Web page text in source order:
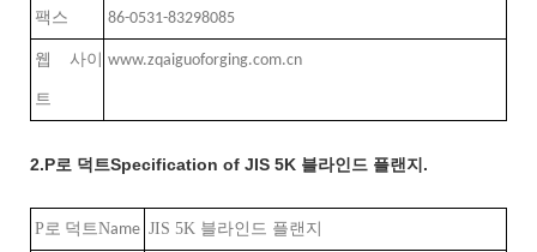
팩스 86-0531-83298085
웹 사이
트
www.zqaiguoforging.com.cn
2.P로 덕트Specification of JIS 5K 블라인드 플랜지.
P로 덕트Name JIS 5K 블라인드 플랜지